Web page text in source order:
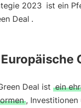
2023 ist ein
Deal .
Deal ist ein
, Investitionen